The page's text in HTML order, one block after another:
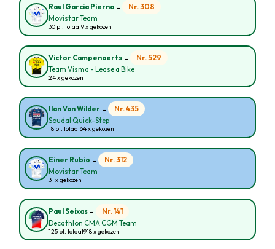
Raul Garcia Pierna - Nr. 308
Movistar Team
30 pt. totaal9 x gekozen
Victor Campenaerts - Nr. 529
Team Visma - Lease a Bike
24 x gekozen
Ilan Van Wilder - Nr. 435
Soudal Quick-Step
18 pt. totaal64 x gekozen
Einer Rubio - Nr. 312
Movistar Team
31 x gekozen
Paul Seixas - Nr. 141
Decathlon CMA CGM Team
125 pt. totaal918 x gekozen